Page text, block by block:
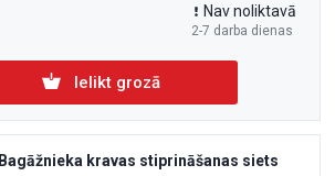
2-7 darba dienas
Nav noliktavā
Ielikt grozā
Bagāžnieka kravas stiprināšanas siets